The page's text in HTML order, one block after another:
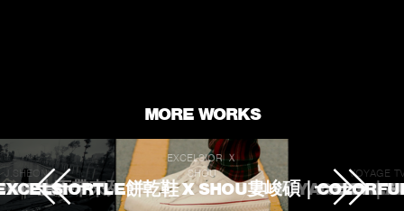
攝影二助理 | 李祖源、徐亞崴、張崇
文
攝影實習 | 謝心瑜
花絮攝影 | 陳家信
攝影器材協力 | 妄想機影音製作
MORE WORKS
J.SHEON
生不帶來死不帶走
EXCELSIOR Ｘ
SHOU
餅乾鞋 X SHOU婁峻碩｜
VOYAGE
VOYAGE TV｜